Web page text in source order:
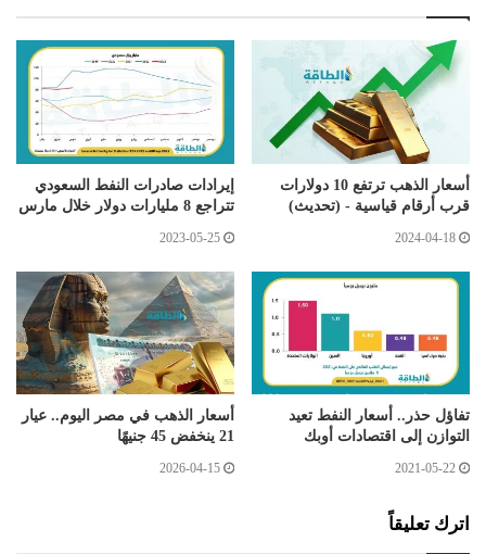
أسعار الذهب ترتفع 10 دولارات
قرب أرقام قياسية - (تحديث)
2024-04-18
إيرادات صادرات النفط السعودي
تتراجع 8 مليارات دولار خلال مارس
2023-05-25
تفاؤل حذر.. أسعار النفط تعيد
التوازن إلى اقتصادات أوبك
2021-05-22
أسعار الذهب في مصر اليوم.. عيار
21 ينخفض 45 جنيهًا
2026-04-15
اترك تعليقاً